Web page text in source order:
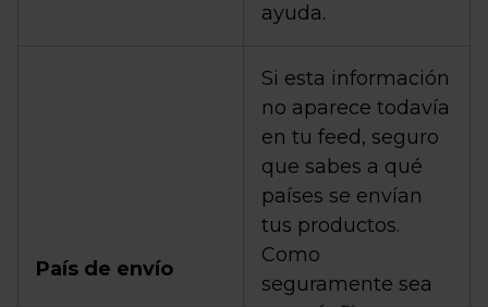
ayuda.
País de envío
Si esta información
no aparece todavía
en tu feed, seguro
que sabes a qué
países se envían
tus productos.
Como
seguramente sea